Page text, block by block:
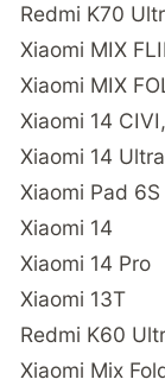
Redmi K70
Xiaomi MIX
Xiaomi MIX
Xiaomi 14
Xiaomi 14 Ultra
Xiaomi Pad 6S
Xiaomi 14
Xiaomi 14 Pro
Xiaomi 13T
Redmi K60
Xiaomi Mix